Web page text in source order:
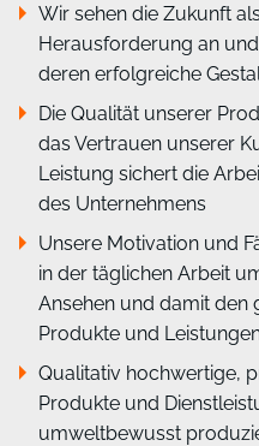
Wir sehen die Zukunft
Herausforderung an
deren erfolgreiche
Die Qualität unserer
das Vertrauen unserer
Leistung sichert die
des Unternehmens
Unsere Motivation und
in der täglichen Arbeit
Ansehen und damit den
Produkte und
Qualitativ hochwertige,
Produkte und
umweltbewusst